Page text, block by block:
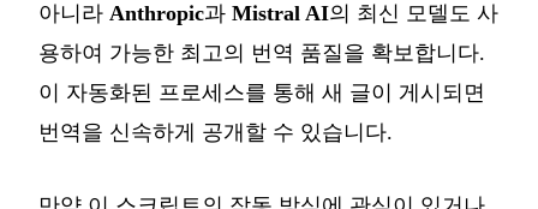
아니라 Anthropic과 Mistral AI의 최신 모델도 사
용하여 가능한 최고의 번역 품질을 확보합니다.
이 자동화된 프로세스를 통해 새 글이 게시되면
번역을 신속하게 공개할 수 있습니다.